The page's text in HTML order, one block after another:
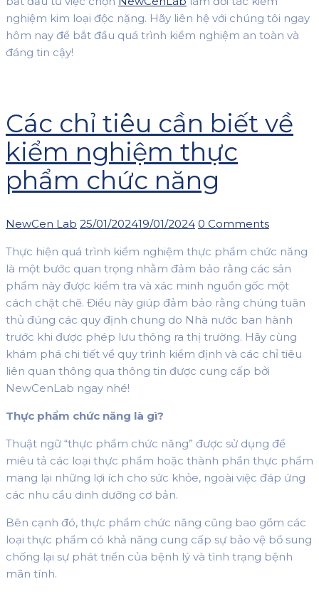
nghiệm kim loại độc nặng. Hãy liên hệ với chúng tôi ngay
hôm nay để bắt đầu quá trình kiểm nghiệm an toàn và
đáng tin cậy!
Các chỉ tiêu cần biết về
kiểm nghiệm thực
phẩm chức năng
Author
NewCen Lab Posted
25/01/202419/01/2024 0 Comments
Thực hiện quá trình kiểm nghiệm thực phẩm chức năng
là một bước quan trọng nhằm đảm bảo rằng các sản
phẩm này được kiểm tra và xác minh nguồn gốc một
cách chặt chẽ. Điều này giúp đảm bảo rằng chúng tuân
thủ đúng các quy định chung do Nhà nước ban hành
trước khi được phép lưu thông ra thị trường. Hãy cùng
khám phá chi tiết về quy trình kiểm định và các chỉ tiêu
liên quan thông qua thông tin được cung cấp bởi
NewCenLab ngay nhé!
Thực phẩm chức năng là gì?
Thuật ngữ “thực phẩm chức năng” được sử dụng để
miêu tả các loại thực phẩm hoặc thành phần thực phẩm
mang lại những lợi ích cho sức khỏe, ngoài việc đáp ứng
các nhu cầu dinh dưỡng cơ bản.
Bên cạnh đó, thực phẩm chức năng cũng bao gồm các
loại thực phẩm có khả năng cung cấp sự bảo vệ bổ sung
chống lại sự phát triển của bệnh lý và tình trạng bệnh
mãn tính.